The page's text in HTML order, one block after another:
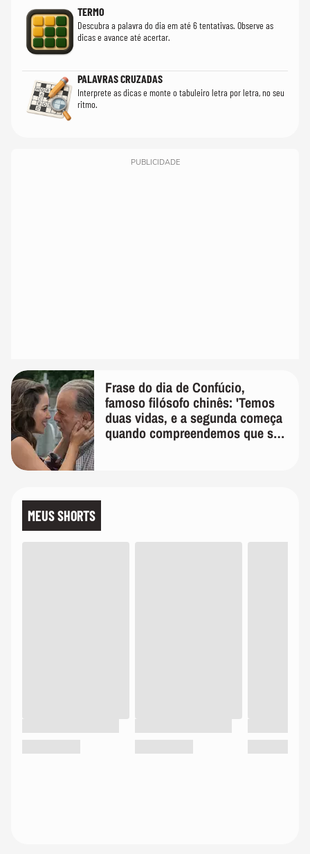
TERMO
Descubra a palavra do dia em até 6 tentativas. Observe as
dicas e avance até acertar.
PALAVRAS CRUZADAS
Interprete as dicas e monte o tabuleiro letra por letra, no seu
ritmo.
PUBLICIDADE
Frase do dia de Confúcio,
famoso filósofo chinês: 'Temos
duas vidas, e a segunda começa
quando compreendemos que só
MEUS SHORTS